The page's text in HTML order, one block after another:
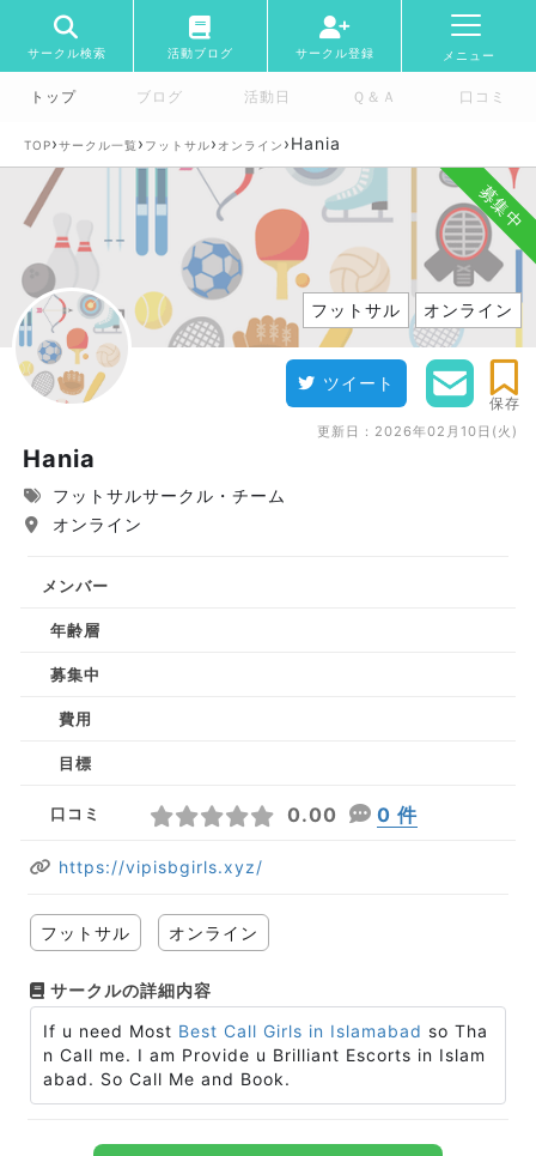
サークル検索 活動ブログ サークル登録 メニュー
トップ ブログ 活動日 Ｑ＆Ａ 口コミ
TOP›サークル一覧 › フットサル› オンライン ›Hania
募集中
フットサル オンライン
ツイート
保存
更新日： 2026年02月10日(火)
Hania
フットサルサークル・チーム
オンライン
メンバー
年齢層
募集中
費用
目標
口コミ 0.00 0 件
https://vipisbgirls.xyz/
フットサル オンライン
サークルの詳細内容
If u need Most Best Call Girls in Islamabad so Tha
n Call me. I am Provide u Brilliant Escorts in Islam
abad. So Call Me and Book.